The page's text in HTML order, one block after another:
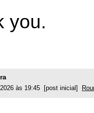
you.
às 19:45 [post inicial]